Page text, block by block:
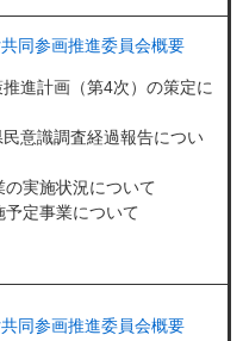
同参画推進委員会概要
進計画（第4次）の策定に
民意識調査経過報告につい
実施状況について
定事業について
同参画推進委員会概要